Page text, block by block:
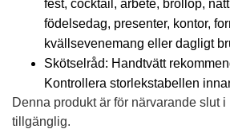
fest, cocktail, arbete, bröllop,
födelsedag, presenter, kontor,
kvällsevenemang eller dagligt
Skötselråd: Handtvätt
Kontrollera storlekstabellen
Denna produkt är för närvarande slut
tillgänglig.